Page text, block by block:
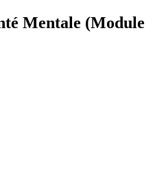
Mentale (Module